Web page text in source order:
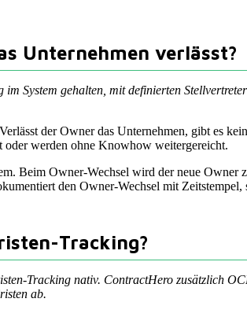
Unternehmen verlässt?
System gehalten, mit definierten
der Owner das Unternehmen, gibt es
werden ohne Knowhow weitergereicht.
Beim Owner-Wechsel wird der neue Owner
den Owner-Wechsel mit
Tracking?
Tracking nativ. ContractHero zusätzlich
ab.